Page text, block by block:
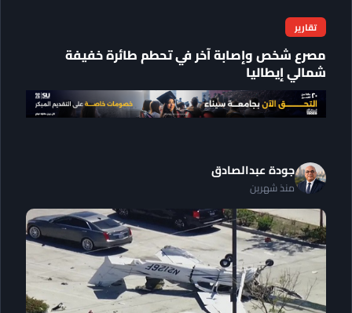
تقارير
مصرع شخص وإصابة آخر في تحطم طائرة خفيفة
شمالي إيطاليا
جودة عبدالصادق
منذ شهرين